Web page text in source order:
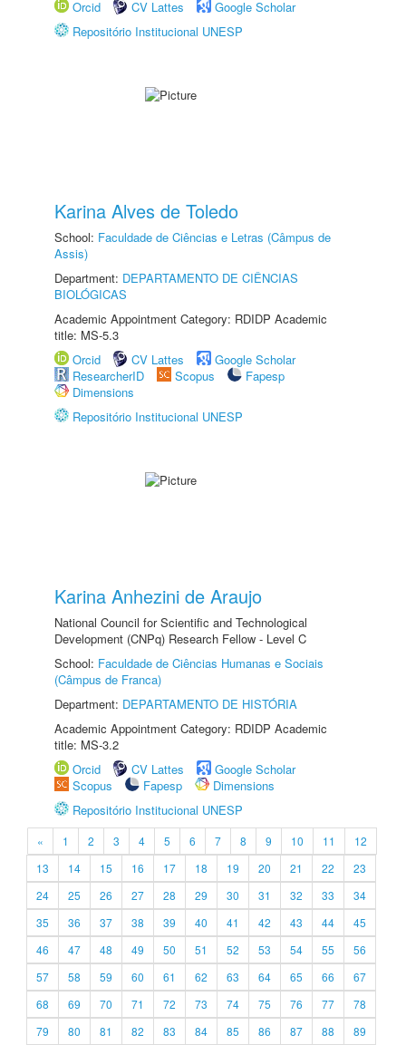
Orcid
CV Lattes
Google Scholar
Repositório Institucional UNESP
Karina Alves de Toledo
School: Faculdade de Ciências e Letras (Câmpus de
Assis)
Department: DEPARTAMENTO DE CIÊNCIAS
BIOLÓGICAS
Academic Appointment Category: RDIDP Academic
title: MS-5.3
Orcid
CV Lattes
Google Scholar
ResearcherID
Scopus
Fapesp
Dimensions
Repositório Institucional UNESP
Karina Anhezini de Araujo
National Council for Scientific and Technological
Development (CNPq) Research Fellow - Level C
School: Faculdade de Ciências Humanas e Sociais
(Câmpus de Franca)
Department: DEPARTAMENTO DE HISTÓRIA
Academic Appointment Category: RDIDP Academic
title: MS-3.2
Orcid
CV Lattes
Google Scholar
Scopus
Fapesp
Dimensions
Repositório Institucional UNESP
« 1 2 3 4 5 6 7 8 9 10 11
12
13
14 15 16 17 18 19 20 21 22
23
24
25 26 27 28 29 30 31 32 33
34
35
36 37 38 39 40 41 42 43 44
45
46
47 48 49 50 51 52 53 54 55
56
57
58 59 60 61 62 63 64 65 66
67
68
69 70 71 72 73 74 75 76 77
78
79
80 81 82 83 84 85 86 87 88
89